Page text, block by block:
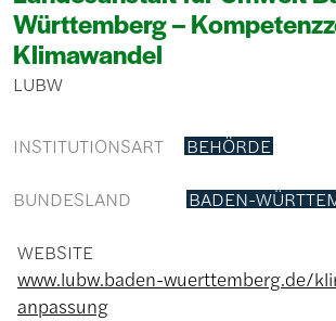
Württemberg –
Klimawandel
LUBW
INSTITUTIONSART BEHÖRDE
BUNDESLAND BADEN-
WEBSITE
www.lubw.baden-wuerttemberg.de/
anpassung